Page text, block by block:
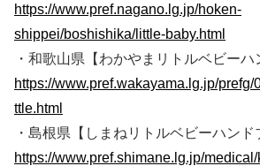
https://www.pref.nagano.lg.jp/hoken-
shippei/boshishika/little-baby.html
・和歌山県【わかやまリトルベビーハ
https://www.pref.wakayama.lg.jp/
ttle.html
・島根県【しまねリトルベビーハンド
https://www.pref.shimane.lg.jp/